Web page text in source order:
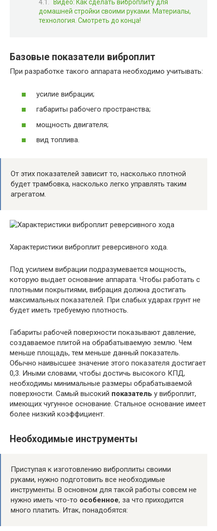
Видео: Как сделать виброплиту для
домашней стройки своими руками. Материалы,
технология. Смотреть до конца!
Базовые показатели виброплит
При разработке такого аппарата необходимо учитывать:
усилие вибрации;
габариты рабочего пространства;
мощность двигателя;
вид топлива.
От этих показателей зависит то, насколько плотной
будет трамбовка, насколько легко управлять таким
агрегатом.
Характеристики виброплит реверсивного хода.
Под усилием вибрации подразумевается мощность,
которую выдает основание аппарата. Чтобы работать с
плотными покрытиями, вибрация должна достигать
максимальных показателей. При слабых ударах грунт не
будет иметь требуемую плотность.
Габариты рабочей поверхности показывают давление,
создаваемое плитой на обрабатываемую землю. Чем
меньше площадь, тем меньше данный показатель.
Обычно наивысшее значение этого показателя достигает
0,3. Иными словами, чтобы достичь высокого КПД,
необходимы минимальные размеры обрабатываемой
поверхности. Самый высокий показатель у виброплит,
имеющих чугунное основание. Стальное основание имеет
более низкий коэффициент.
Необходимые инструменты
Приступая к изготовлению виброплиты своими
руками, нужно подготовить все необходимые
инструменты. В основном для такой работы совсем не
нужно иметь что-то особенное, за что приходится
много платить. Итак, понадобятся: